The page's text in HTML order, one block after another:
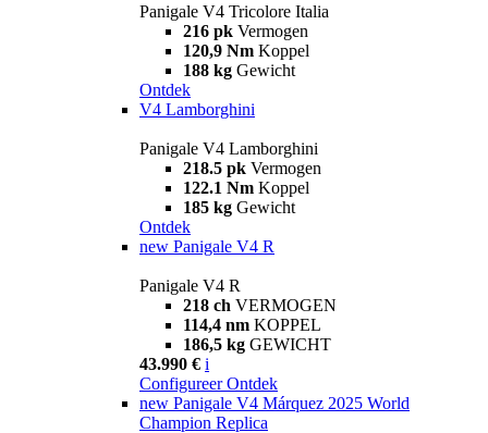
Panigale V4 Tricolore Italia
216 pk Vermogen
120,9 Nm Koppel
188 kg Gewicht
Ontdek
V4 Lamborghini
Panigale V4 Lamborghini
218.5 pk Vermogen
122.1 Nm Koppel
185 kg Gewicht
Ontdek
new Panigale V4 R
Panigale V4 R
218 ch VERMOGEN
114,4 nm KOPPEL
186,5 kg GEWICHT
43.990 € i
Configureer Ontdek
new Panigale V4 Márquez 2025 World
Champion Replica